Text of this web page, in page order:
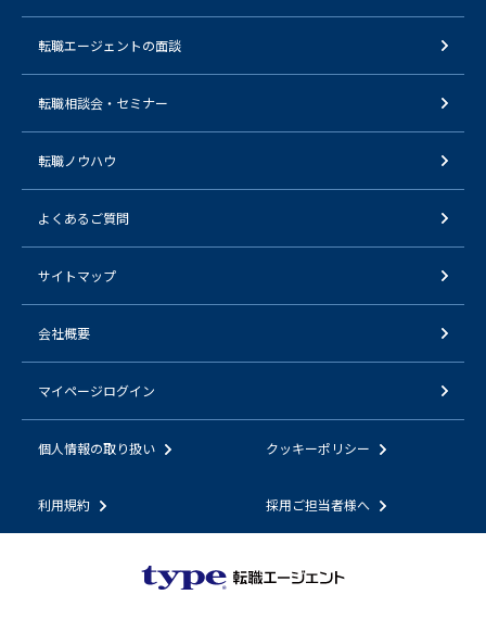
転職エージェントの面談
転職相談会・セミナー
転職ノウハウ
よくあるご質問
サイトマップ
会社概要
マイページログイン
個人情報の取り扱い クッキーポリシー
利用規約 採用ご担当者様へ